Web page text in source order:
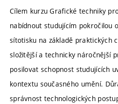
Cílem kurzu Grafické techniky
nabídnout studujícím pokročilou
sítotisku na základě praktických
složitější a technicky náročnější
posilovat schopnost studujících
kontextu současného umění.
správnost technologických